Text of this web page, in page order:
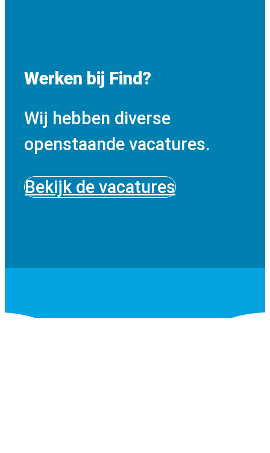
Werken bij Find?
Wij hebben diverse
openstaande vacatures.
Bekijk de vacatures